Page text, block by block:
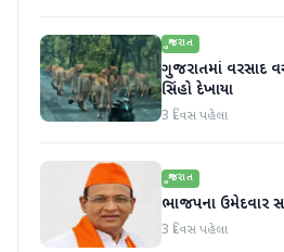
ગુજરાત
ગુજરાતમાં વરસાદ
સિંહો દેખાયા
3 દિવસ પહેલા
ગુજરાત
ભાજપના ઉમેદવાર
3 દિવસ પહેલા